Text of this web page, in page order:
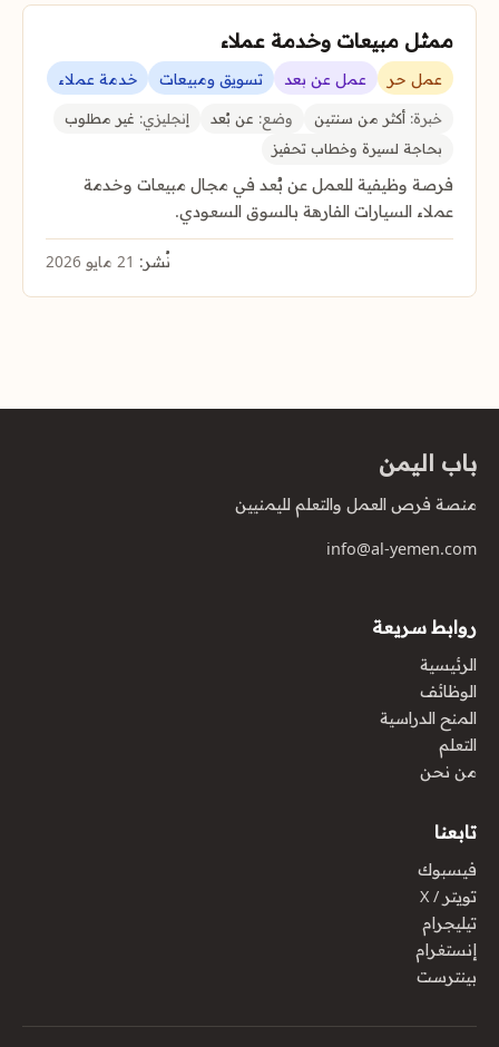
ممثل مبيعات وخدمة عملاء
عمل حر عمل عن بعد تسويق ومبيعات خدمة عملاء
خبرة: أكثر من سنتين وضع: عن بُعد إنجليزي: غير مطلوب
بحاجة لسيرة وخطاب تحفيز
فرصة وظيفية للعمل عن بُعد في مجال مبيعات وخدمة
عملاء السيارات الفارهة بالسوق السعودي.
نُشر:
باب اليمن
منصة فرص العمل والتعلم لليمنيين
info@al-yemen.com
روابط سريعة
الرئيسية
الوظائف
المنح الدراسية
التعلم
من نحن
تابعنا
فيسبوك
تويتر / X
تيليجرام
إنستغرام
بينترست